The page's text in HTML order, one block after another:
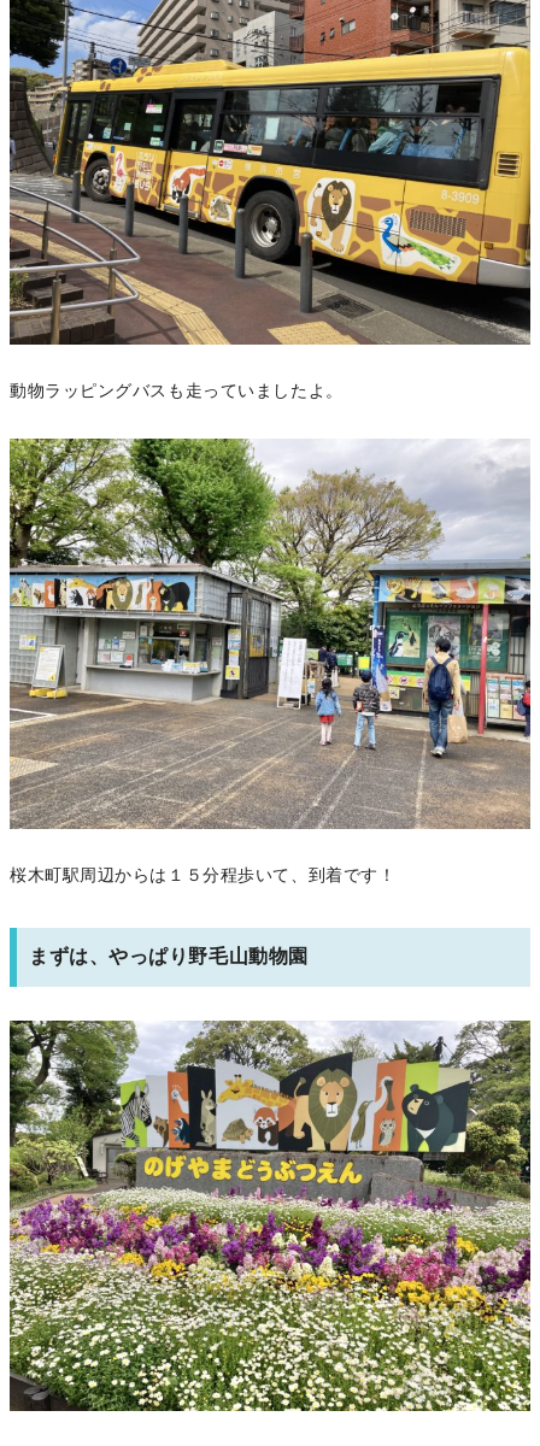
動物ラッピングバスも走っていましたよ。
桜木町駅周辺からは１５分程歩いて、到着です！
まずは、やっぱり野毛山動物園